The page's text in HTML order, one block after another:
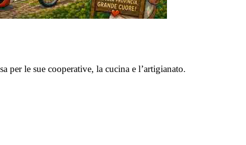
per le sue cooperative, la cucina e l’artigianato.